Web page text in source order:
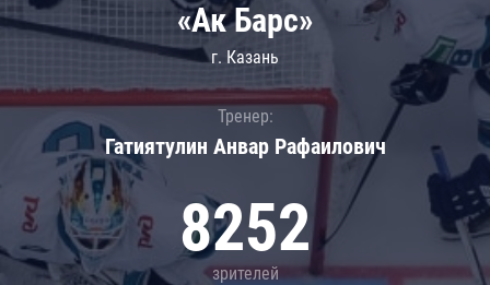
«Ак Барс»
г. Казань
Тренер:
Гатиятулин Анвар Рафаилович
8252
зрителей